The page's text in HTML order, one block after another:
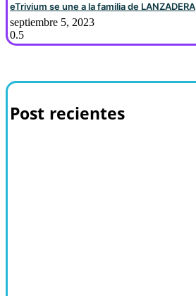
eTrivium se une a la familia de LANZADERA
septiembre 5, 2023
Post recientes